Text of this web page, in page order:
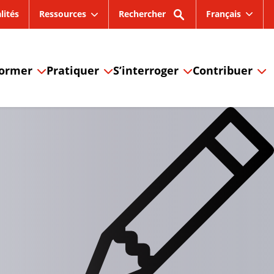
Ressources Rechercher Français
Pratiquer S’interroger Contribuer